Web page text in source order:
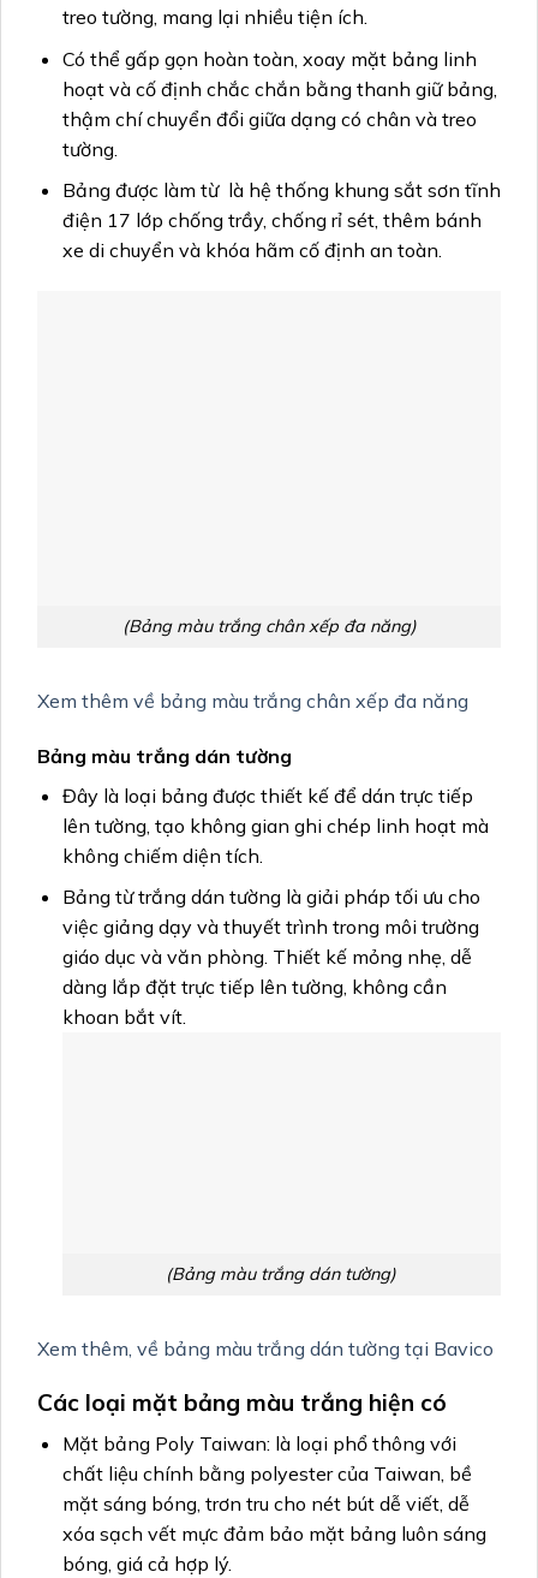
treo tường, mang lại nhiều tiện ích.
Có thể gấp gọn hoàn toàn, xoay mặt bảng linh
hoạt và cố định chắc chắn bằng thanh giữ bảng,
thậm chí chuyển đổi giữa dạng có chân và treo
tường.
Bảng được làm từ là hệ thống khung sắt sơn tĩnh
điện 17 lớp chống trầy, chống rỉ sét, thêm bánh
xe di chuyển và khóa hãm cố định an toàn.
(Bảng màu trắng chân xếp đa năng)
Xem thêm về bảng màu trắng chân xếp đa năng
Bảng màu trắng dán tường
Đây là loại bảng được thiết kế để dán trực tiếp
lên tường, tạo không gian ghi chép linh hoạt mà
không chiếm diện tích.
Bảng từ trắng dán tường là giải pháp tối ưu cho
việc giảng dạy và thuyết trình trong môi trường
giáo dục và văn phòng. Thiết kế mỏng nhẹ, dễ
dàng lắp đặt trực tiếp lên tường, không cần
khoan bắt vít.
(Bảng màu trắng dán tường)
Xem thêm, về bảng màu trắng dán tường tại Bavico
Các loại mặt bảng màu trắng hiện có
Mặt bảng Poly Taiwan: là loại phổ thông với
chất liệu chính bằng polyester của Taiwan, bề
mặt sáng bóng, trơn tru cho nét bút dễ viết, dễ
xóa sạch vết mực đảm bảo mặt bảng luôn sáng
bóng, giá cả hợp lý.